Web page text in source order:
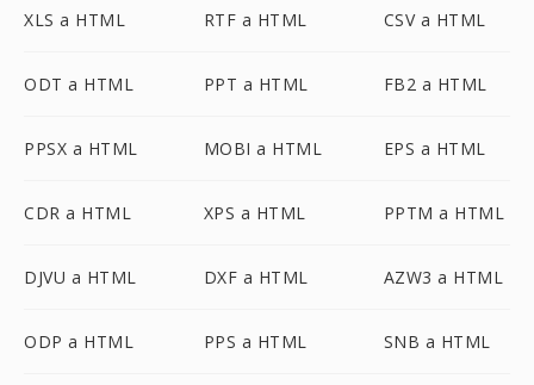
XLS a HTML RTF a HTML CSV a HTML
ODT a HTML PPT a HTML FB2 a HTML
PPSX a HTML MOBI a HTML EPS a HTML
CDR a HTML XPS a HTML PPTM a HTML
DJVU a HTML DXF a HTML AZW3 a HTML
ODP a HTML PPS a HTML SNB a HTML